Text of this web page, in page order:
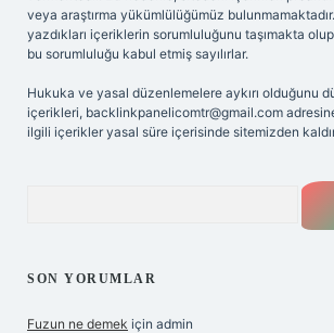
veya araştırma yükümlülüğümüz
yazdıkları içeriklerin sorumluluğunu taşımakta
bu sorumluluğu kabul etmiş sayılırlar.
Hukuka ve yasal düzenlemelere aykırı olduğunu
içerikleri, backlinkpanelicomtr@gmail.com
ilgili içerikler yasal süre içerisinde sitemizden
SON YORUMLAR
Fuzun ne demek için admin